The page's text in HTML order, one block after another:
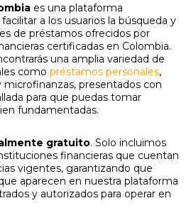
es una plataforma
a los usuarios la búsqueda y
de préstamos ofrecidos por
certificadas en Colombia.
una amplia variedad de
como préstamos personales,
presentados con
para que puedas tomar
fundamentadas.
gratuito. Solo incluimos
financieras que cuentan
vigentes, garantizando que
aparecen en nuestra plataforma
y autorizados para operar en